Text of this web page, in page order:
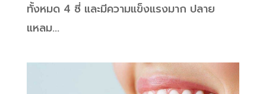
ทั้งหมด 4 ซี่ และมีความแข็งแรงมาก ปลาย
แหลม...